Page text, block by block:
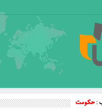
:حکومت